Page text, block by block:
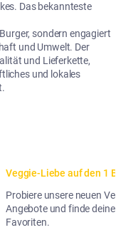
Das bekannteste
sondern engagiert
und Umwelt. Der
und Lieferkette,
und lokales
Veggie-Liebe auf den 1 Biss.
Probiere unsere neuen Veggie-
Angebote und finde deinen
Favoriten.